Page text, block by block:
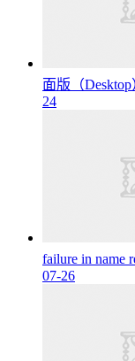
面版（
24
failure in name
07-26